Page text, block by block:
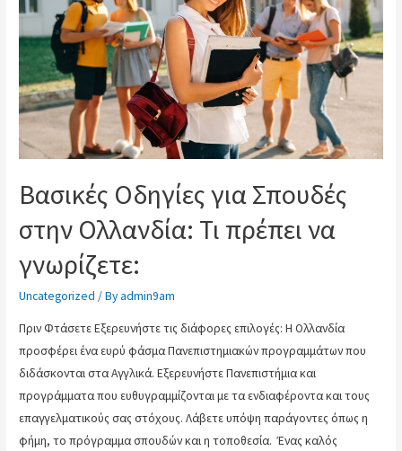
Βασικές Οδηγίες για Σπουδές
στην Ολλανδία: Τι πρέπει να
γνωρίζετε:
Uncategorized / Byadmin9am
Πριν Φτάσετε Εξερευνήστε τις διάφορες επιλογές: Η Ολλανδία
προσφέρει ένα ευρύ φάσμα Πανεπιστημιακών προγραμμάτων που
διδάσκονται στα Αγγλικά. Εξερευνήστε Πανεπιστήμια και
προγράμματα που ευθυγραμμίζονται με τα ενδιαφέροντα και τους
επαγγελματικούς σας στόχους. Λάβετε υπόψη παράγοντες όπως η
φήμη, το πρόγραμμα σπουδών και η τοποθεσία. Ένας καλός